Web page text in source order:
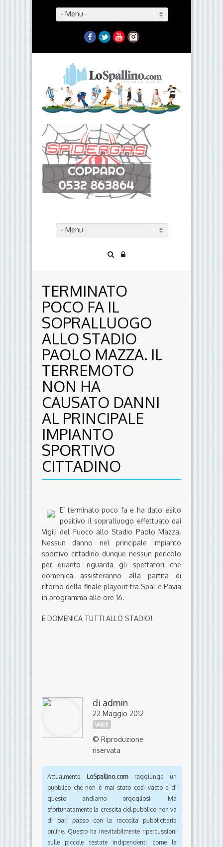
- Menu -
Facebook
TwitterYouTubeInstagram
- Menu -
TERMINATO
POCO FA IL
SOPRALLUOGO
ALLO STADIO
PAOLO MAZZA. IL
TERREMOTO
NON HA
CAUSATO DANNI
AL PRINCIPALE
IMPIANTO
SPORTIVO
CITTADINO
E’ terminato poco fa e ha dato esito
positivo il sopralluogo effettuato dai
Vigili del Fuoco allo Stadio Paolo Mazza.
Nessun danno nel principale impianto
sportivo cittadino dunque nessun pericolo
per quanto riguarda gli spettatori che
domenica assisteranno alla partita di
ritorno della finale playout tra Spal e Pavia
in programma alle ore 16.
E DOMENICA TUTTI ALLO STADIO!
di admin
22 Maggio 2012
VARIE
© Riproduzione
riservata
Attualmente LoSpallino.comraggiunge un
pubblico che non è mai stato così vasto e di
questo andiamo orgogliosi. Ma
sfortunatamente la crescita del pubblico non va
di pari passo con la raccolta pubblicitaria
online. Questo ha inevitabilmente ripercussioni
sulle piccole testate indipendenti come la